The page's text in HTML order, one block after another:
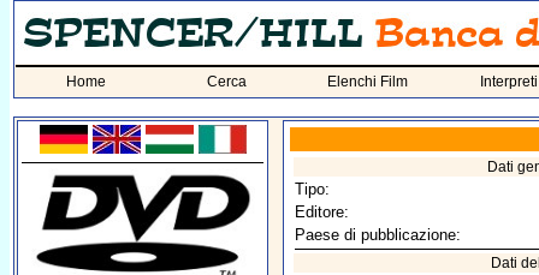
Home Cerca Elenchi Film Interpreti
Dati
Tipo:
Editore:
Paese di pubblicazione:
Dati